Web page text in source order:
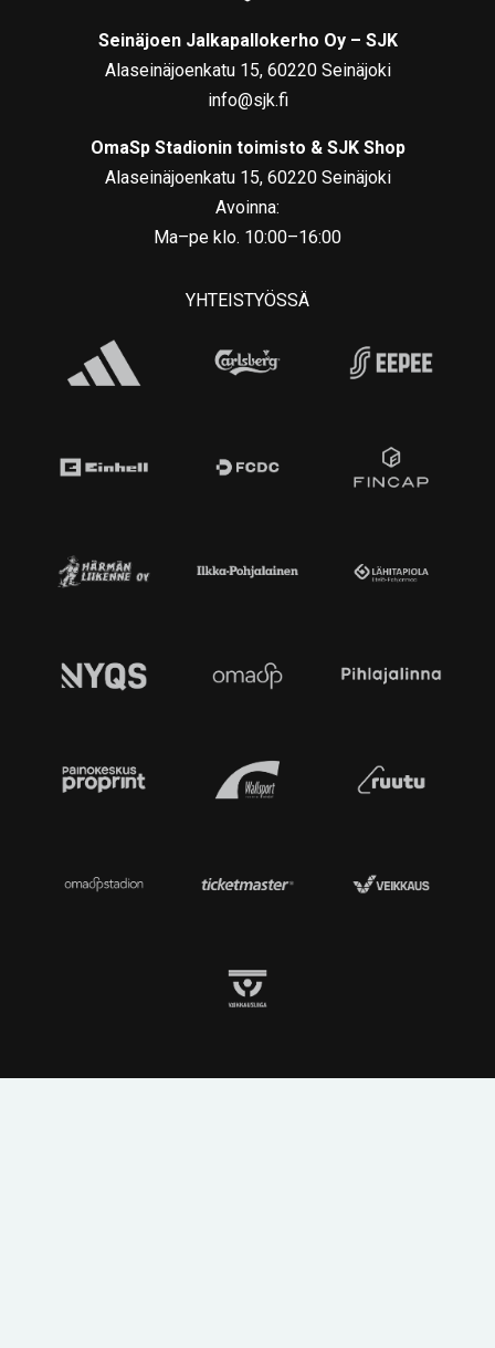
Seinäjoen Jalkapallokerho Oy – SJK
Alaseinäjoenkatu 15, 60220 Seinäjoki
info@sjk.fi
OmaSp Stadionin toimisto & SJK Shop
Alaseinäjoenkatu 15, 60220 Seinäjoki
Avoinna:
Ma–pe klo. 10:00–16:00
YHTEISTYÖSSÄ